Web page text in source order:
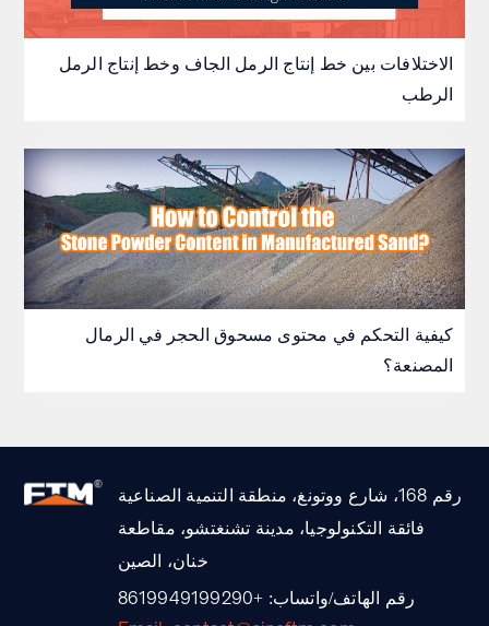
الاختلافات بين خط إنتاج الرمل الجاف وخط إنتاج الرمل
الرطب
كيفية التحكم في محتوى مسحوق الحجر في الرمال
المصنعة؟
رقم 168، شارع ووتونغ، منطقة التنمية الصناعية
فائقة التكنولوجيا، مدينة تشنغتشو، مقاطعة
خنان، الصين
رقم الهاتف/واتساب: +8619949199290